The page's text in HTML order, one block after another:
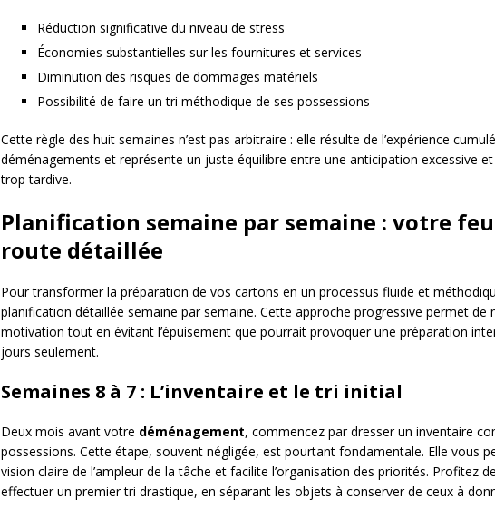
Réduction significative du niveau de stress
Économies substantielles sur les fournitures et services
Diminution des risques de dommages matériels
Possibilité de faire un tri méthodique de ses possessions
Cette règle des huit semaines n’est pas arbitraire : elle résulte de l’expérience
déménagements et représente un juste équilibre entre une anticipation excessive
trop tardive.
Planification semaine par semaine : votre
route détaillée
Pour transformer la préparation de vos cartons en un processus fluide et
planification détaillée semaine par semaine. Cette approche progressive permet de
motivation tout en évitant l’épuisement que pourrait provoquer une préparation
jours seulement.
Semaines 8 à 7 : L’inventaire et le tri initial
Deux mois avant votre déménagement, commencez par dresser un inventaire
possessions. Cette étape, souvent négligée, est pourtant fondamentale. Elle vous
vision claire de l’ampleur de la tâche et facilite l’organisation des priorités. Profitez
effectuer un premier tri drastique, en séparant les objets à conserver de ceux à